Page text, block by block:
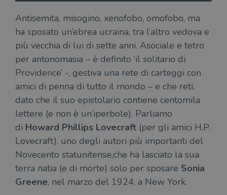
Antisemita, misogino, xenofobo, omofobo, ma
ha sposato un’ebrea ucraina, tra l’altro vedova e
più vecchia di lui di sette anni. Asociale e tetro
per antonomasia – è definito ‘il solitario di
Providence’ -, gestiva una rete di carteggi con
amici di penna di tutto il mondo – e che reti,
dato che il suo epistolario contiene centomila
lettere (e non è un’iperbole). Parliamo
di Howard Phillips Lovecraft (per gli amici H.P.
Lovecraft), uno degli autori più importanti del
Novecento statunitense,che ha lasciato la sua
terra natia (e di morte) solo per sposare Sonia
Greene, nel marzo del 1924, a New York.